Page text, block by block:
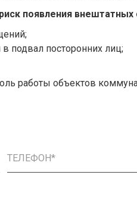
появления внештатных
подвал посторонних лиц;
работы объектов